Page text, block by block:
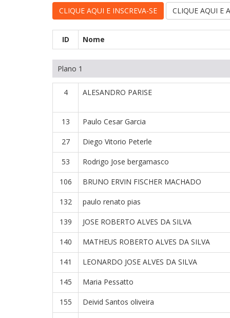
CLIQUE AQUI E INSCREVA-SE CLIQUE AQUI E
ID Nome
Plano 1
4 ALESANDRO PARISE
13 Paulo Cesar Garcia
27 Diego Vitorio Peterle
53 Rodrigo Jose bergamasco
106 BRUNO ERVIN FISCHER MACHADO
132 paulo renato pias
139 JOSE ROBERTO ALVES DA SILVA
140 MATHEUS ROBERTO ALVES DA SILVA
141 LEONARDO JOSE ALVES DA SILVA
145 Maria Pessatto
155 Deivid Santos oliveira